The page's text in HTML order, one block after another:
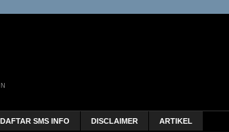
SMS INFO DISCLAIMER ARTIKEL